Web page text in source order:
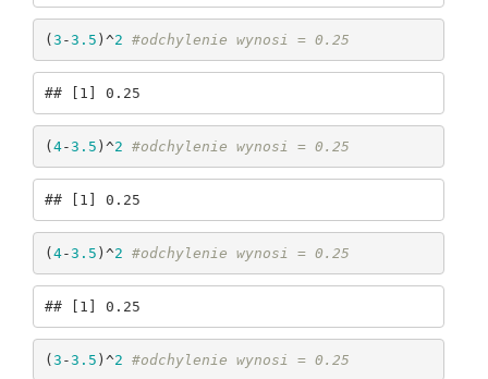
( 3 -3.5 )^2 #odchylenie wynosi = 0.25
## [1] 0.25
( 4-3.5 )^2 #odchylenie wynosi = 0.25
## [1] 0.25
( 4-3.5 )^2 #odchylenie wynosi = 0.25
## [1] 0.25
( 3 -3.5 )^2 #odchylenie wynosi = 0.25